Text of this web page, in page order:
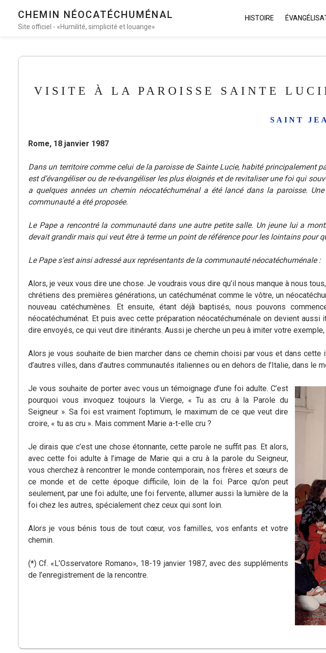
CHEMIN NÉOCATÉCHUMÉNAL
Site officiel - «Humilité, simplicité et louange»
HISTOIRE
VISITE À LA PAROISSE SAINTE
SAINT
Rome, 18 janvier 1987
Dans un territoire comme celui de la paroisse de Sainte Lucie, habité principalement
est d’évangéliser ou de re-évangéliser les plus éloignés et de revitaliser une foi qui
a quelques années un chemin néocatéchuménal a été lancé dans la paroisse.
communauté a été proposée.
Le Pape a rencontré la communauté dans une autre petite salle. Un jeune lui a
devait grandir mais qui veut être à terme un point de référence pour les lointains pour
Le Pape s’est ainsi adressé aux représentants de la communauté néocatéchuménale :
Alors, je veux vous dire une chose. Je voudrais vous dire qu’il nous manque à nous
chrétiens des premières générations, un catéchuménat comme le vôtre, un
nouveau catéchumènes. Et ensuite, étant déjà baptisés, nous pouvons
néocatéchuménat. Et puis avec cette préparation néocatéchuménale on devient
dire envoyés, ce qui veut dire itinérants. Aussi je cherche un peu à imiter votre
Alors je vous souhaite de bien marcher dans ce chemin choisi par vous et dans
d’autres villes, dans d’autres communautés italiennes ou en dehors de l’Italie, dans le
Je vous souhaite de porter avec vous un témoignage d’une foi adulte. C’est
pourquoi vous invoquez toujours la Vierge, « Tu as cru à la Parole du
Seigneur ». Sa foi est vraiment l’optimum, le maximum de ce que veut dire
croire, « tu as cru ». Mais comment Marie a-t-elle cru ?
Je dirais que c’est une chose étonnante, cette parole ne suffit pas. Et alors,
avec cette foi adulte à l’image de Marie qui a cru à la parole du Seigneur,
vous cherchez à rencontrer le monde contemporain, nos frères et sœurs de
ce monde et de cette époque difficile, loin de la foi. Parce qu’on peut
seulement, par une foi adulte, une foi fervente, allumer aussi la lumière de la
foi chez les autres, spécialement chez ceux qui sont loin.
Alors je vous bénis tous de tout cœur, vos familles, vos enfants et votre
chemin.
(*) Cf. «L’Osservatore Romano», 18-19 janvier 1987, avec des suppléments
de l’enregistrement de la rencontre.